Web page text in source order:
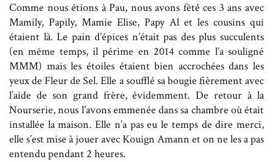
Comme nous étions à Pau, nous avons fêté ces 3 ans avec
Mamily, Papily, Mamie Elise, Papy Al et les cousins qui
étaient là. Le pain d’épices n’était pas des plus succulents
(en même temps, il périme en 2014 comme l’a souligné
MMM) mais les étoiles étaient bien accrochées dans les
yeux de Fleur de Sel. Elle a soufflé sa bougie fièrement avec
l’aide de son grand frère, évidemment. De retour à la
Nourserie, nous l’avons emmenée dans sa chambre où était
installée la maison. Elle n’a pas eu le temps de dire merci,
elle s’est mise à jouer avec Kouign Amann et on ne les a pas
entendu pendant 2 heures.